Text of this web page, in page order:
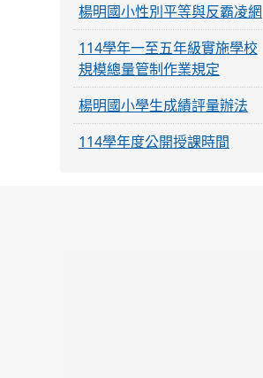
楊明國小性別平等與反霸凌網
114學年一至五年級實施學校
規模總量管制作業規定
楊明國小學生成績評量辦法
114學年度公開授課時間